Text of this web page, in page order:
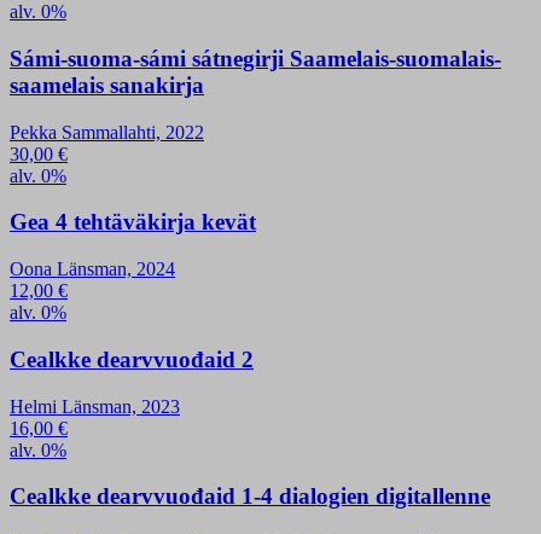
alv. 0%
Sámi-suoma-sámi sátnegirji Saamelais-suomalais-
saamelais sanakirja
Pekka Sammallahti, 2022
30,00 €
alv. 0%
Gea 4 tehtäväkirja kevät
Oona Länsman, 2024
12,00 €
alv. 0%
Cealkke dearvvuođaid 2
Helmi Länsman, 2023
16,00 €
alv. 0%
Cealkke dearvvuođaid 1-4 dialogien digitallenne